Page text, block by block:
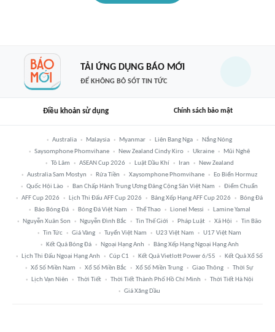
TẢI ỨNG DỤNG BÁO MỚI
ĐỂ KHÔNG BỎ SÓT TIN TỨC
Điều khoản sử dụng Chính sách bảo mật
Australia Malaysia Myanmar Liên Bang Nga
Nắng Nóng
Saysomphone Phomvihane
New Zealand Cindy Kiro Ukraine
Mũi Nghê
Tô Lâm
ASEAN Cup 2026 Luật Dầu Khí Iran
New Zealand
Australia Sam Mostyn
Rửa Tiền Xaysomphone Phomvihane
Eo Biển Hormuz
Quốc Hội Lào
Ban Chấp Hành Trung Ương Đảng Cộng Sản Việt Nam
Điểm Chuẩn
AFF Cup 2026
Lịch Thi Đấu AFF Cup 2026 Bảng Xếp Hạng AFF Cup 2026
Bóng Đá
Báo Bóng Đá
Bóng Đá Việt Nam Thể Thao Lionel Messi
Lamine Yamal
Nguyễn Xuân Son
Nguyễn Đình Bắc Tin Thế Giới Pháp Luật Xã Hội
Tin Bão
Tin Tức
Giá Vàng Tuyển Việt Nam U23 Việt Nam
U17 Việt Nam
Kết Quả Bóng Đá
Ngoại Hạng Anh
Bảng Xếp Hạng Ngoại Hạng Anh
Lịch Thi Đấu Ngoại Hạng Anh
Cúp C1 Kết Quả Vietlott Power 6/55
Kết Quả Xổ Số
Xổ Số Miền Nam
Xổ Số Miền Bắc Xổ Số Miền Trung Giao Thông
Thời Sự
Lịch Vạn Niên
Thời Tiết Thời Tiết Thành Phố Hồ Chí Minh
Thời Tiết Hà Nội
Giá Xăng Dầu